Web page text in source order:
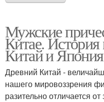
Мужские
Китае.
Китай и
Древний Китай -
нашего мировоззрения
разительно отличается